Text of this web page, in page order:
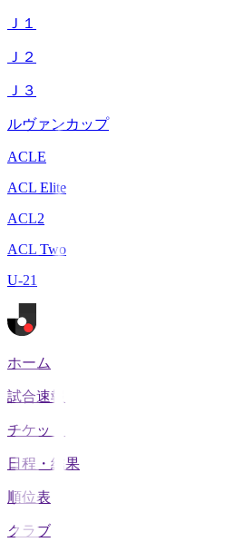
Ｊ１
Ｊ２
Ｊ３
ルヴァンカップ
ACLE
ACL Elite
ACL2
ACL Two
U-21
ホーム
試合速報
チケット
日程・結果
順位表
クラブ